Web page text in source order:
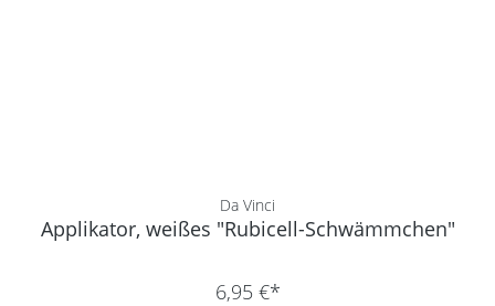
Da Vinci
Applikator, weißes "Rubicell-Schwämmchen"
6,95 €*